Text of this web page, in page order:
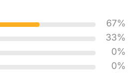
67%
33%
0%
0%